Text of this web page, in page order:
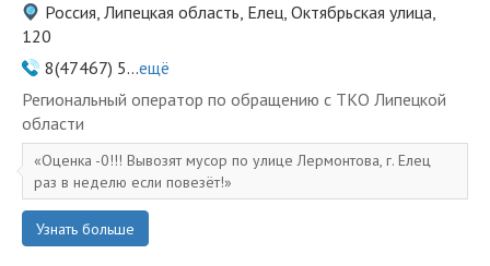
Россия, Липецкая область, Елец, Октябрьская улица,
120
8(47467) 5...ещё
Региональный оператор по обращению с ТКО Липецкой
области
Оценка -0!!! Вывозят мусор по улице Лермонтова, г. Елец
раз в неделю если повезёт!
Узнать больше